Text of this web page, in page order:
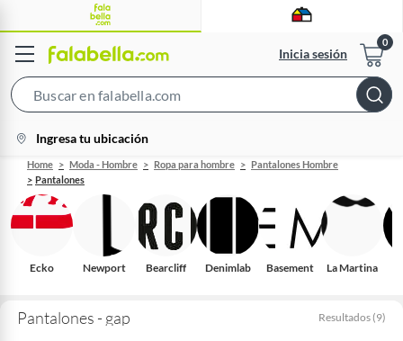
Inicia sesión
Bar
location-
icon
Ingresa tu ubicación
Home Moda - Hombre Ropa para hombre
Pantalones Hombre
Pantalones
Ecko Newport Bearcliff Denimlab Basement La Martina
Pantalones - gap Resultados (9)